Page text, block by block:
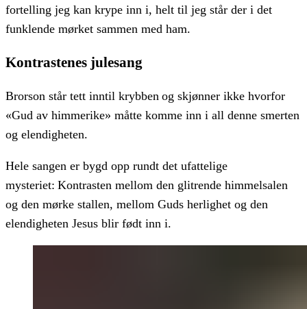
fortelling jeg kan krype inn i, helt til jeg står der i det
funklende mørket sammen med ham.
Kontrastenes julesang
Brorson står tett inntil krybben og skjønner ikke hvorfor
«Gud av himmerike» måtte komme inn i all denne smerten
og elendigheten.
Hele sangen er bygd opp rundt det ufattelige
mysteriet: Kontrasten mellom den glitrende himmelsalen
og den mørke stallen, mellom Guds herlighet og den
elendigheten Jesus blir født inn i.